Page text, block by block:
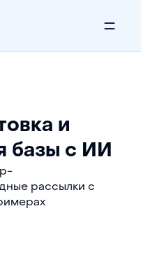
и
базы с ИИ
рассылки с